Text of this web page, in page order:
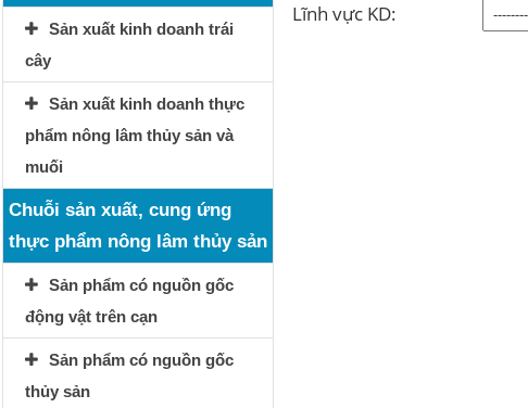
Sản xuất kinh doanh trái
cây
Sản xuất kinh doanh thực
phẩm nông lâm thủy sản và
muối
Chuỗi sản xuất, cung ứng
thực phẩm nông lâm thủy sản
Sản phẩm có nguồn gốc
động vật trên cạn
Sản phẩm có nguồn gốc
thủy sản
Lĩnh vực KD: